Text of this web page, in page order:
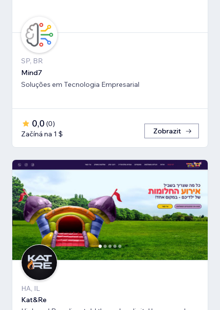
SP, BR
Mind7
Soluções em Tecnologia Empresarial
0,0 (0)
Začíná na 1 $
Zobrazit
HA, IL
Kat&Re